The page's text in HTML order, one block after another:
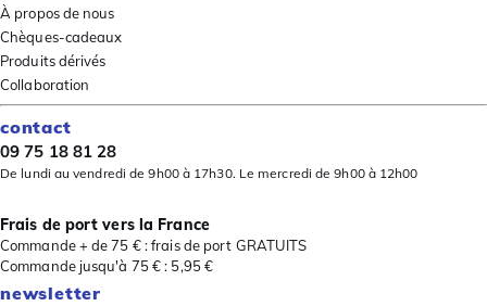
À propos de nous
Chèques-cadeaux
Produits dérivés
Collaboration
contact
09 75 18 81 28
De lundi au vendredi de 9h00 à 17h30. Le mercredi de 9h00 à 12h00
Frais de port vers la France
Commande + de 75 € : frais de port GRATUITS
Commande jusqu'à 75 € : 5,95 €
newsletter